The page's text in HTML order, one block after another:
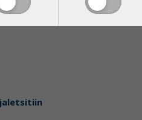
mikrokapsuleeritakse